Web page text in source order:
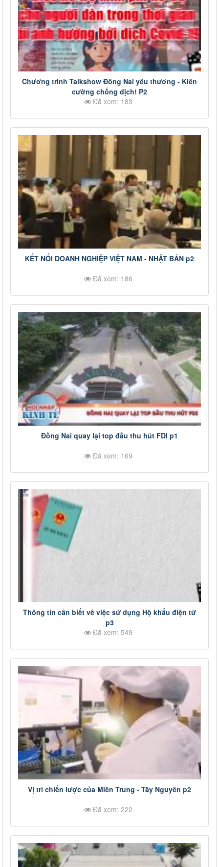
Chương trình Talkshow Đồng Nai yêu thương - Kiên
cường chống dịch! P2
Đã xem: 183
KẾT NỐI DOANH NGHIỆP VIỆT NAM - NHẬT BẢN p2
Đã xem: 186
Đồng Nai quay lại top đầu thu hút FDI p1
Đã xem: 169
Thông tin cần biết về việc sử dụng Hộ khẩu điện tử
p3
Đã xem: 549
Vị trí chiến lược của Miền Trung - Tây Nguyên p2
Đã xem: 222